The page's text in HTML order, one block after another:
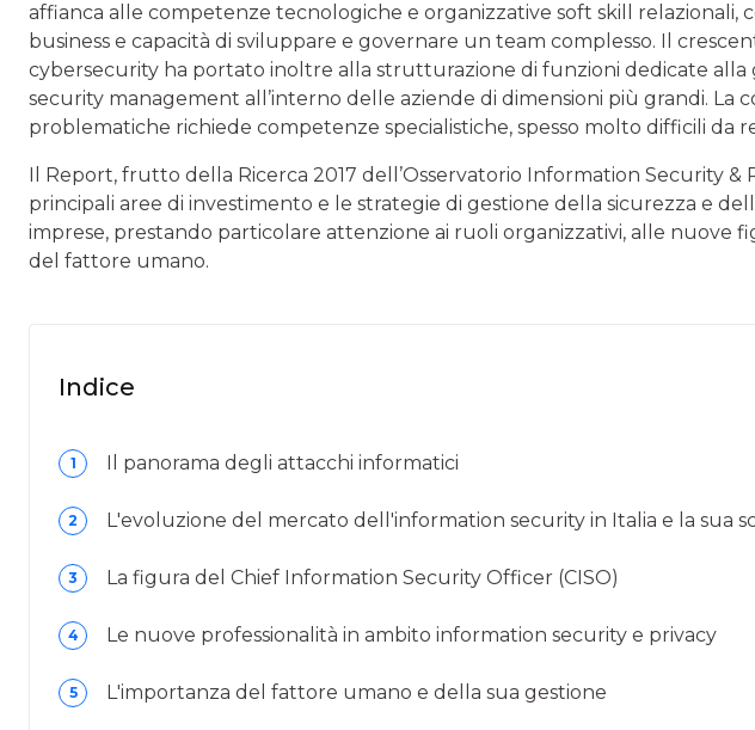
affianca alle competenze tecnologiche e organizzative soft skill relazionali,
business e capacità di sviluppare e governare un team complesso. Il
cybersecurity ha portato inoltre alla strutturazione di funzioni dedicate alla
security management all’interno delle aziende di dimensioni più grandi. La
problematiche richiede competenze specialistiche, spesso molto difficili da
Il Report, frutto della Ricerca 2017 dell’Osservatorio Information Security &
principali aree di investimento e le strategie di gestione della sicurezza e
imprese, prestando particolare attenzione ai ruoli organizzativi, alle nuove
del fattore umano.
Indice
1 Il panorama degli attacchi informatici
2 L'evoluzione del mercato dell'information security in Italia e la sua
3 La figura del Chief Information Security Officer (CISO)
4 Le nuove professionalità in ambito information security e privacy
5 L'importanza del fattore umano e della sua gestione